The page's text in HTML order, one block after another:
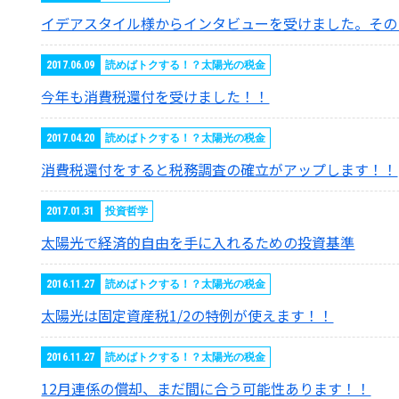
イデアスタイル様からインタビューを受けました。そ
2017.06.09 読めばトクする！？太陽光の税金
今年も消費税還付を受けました！！
2017.04.20 読めばトクする！？太陽光の税金
消費税還付をすると税務調査の確立がアップします！！
2017.01.31 投資哲学
太陽光で経済的自由を手に入れるための投資基準
2016.11.27 読めばトクする！？太陽光の税金
太陽光は固定資産税1/2の特例が使えます！！
2016.11.27 読めばトクする！？太陽光の税金
12月連係の償却、まだ間に合う可能性あります！！